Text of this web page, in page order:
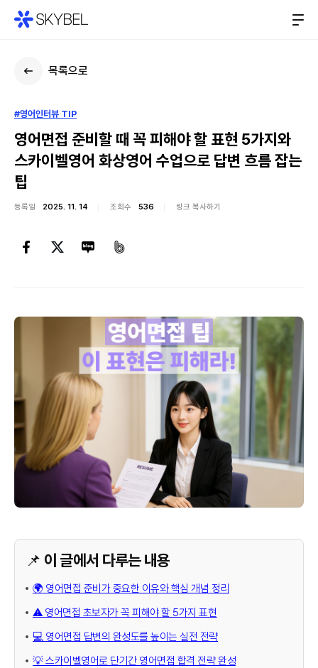
목록으로
#영어인터뷰 TIP
영어면접 준비할 때 꼭 피해야 할 표현 5가지와
스카이벨영어 화상영어 수업으로 답변 흐름 잡는
팁
등록일 2025. 11. 14 조회수 536 링크 복사하기
📌 이 글에서 다루는 내용
🌍 영어면접 준비가 중요한 이유와 핵심 개념 정리
⚠️ 영어면접 초보자가 꼭 피해야 할 5가지 표현
💻 영어면접 답변의 완성도를 높이는 실전 전략
💡 스카이벨영어로 단기간 영어면접 합격 전략 완성